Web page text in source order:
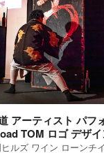
アーティスト パフ
TOM ロゴ デザイ
ルズ ワイン ローンチ